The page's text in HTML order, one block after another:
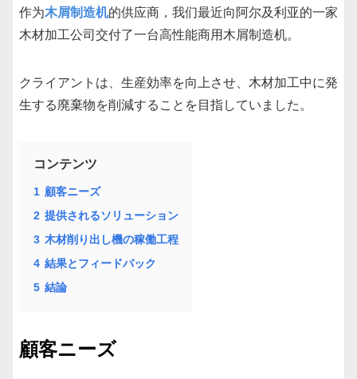
作为木屑制造机的供应商，我们最近向阿尔及利亚的一家
木材加工公司交付了一台高性能商用木屑制造机。
クライアントは、生産効率を向上させ、木材加工中に発
生する廃棄物を削減することを目指していました。
コンテンツ
1 顧客ニーズ
2 提供されるソリューション
3 木材削り出し機の稼働工程
4 結果とフィードバック
5 結論
顧客ニーズ